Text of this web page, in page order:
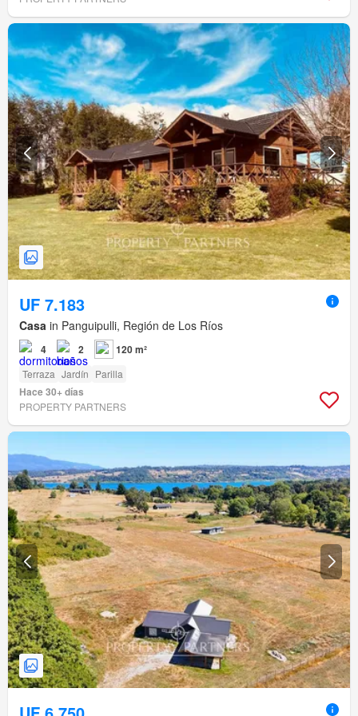
UF 7.183
Casa in Panguipulli, Región de Los Ríos
4 2 120 m²
Terraza Jardín Parilla
Hace 30+ días
PROPERTY PARTNERS